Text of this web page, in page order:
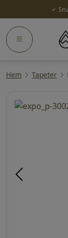
Hem Tapeter
Föregående